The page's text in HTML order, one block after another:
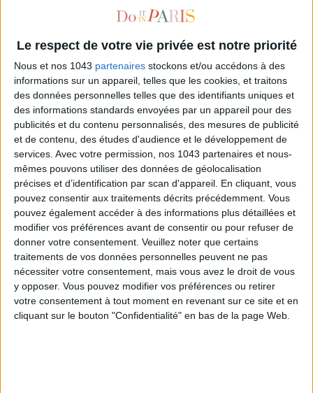
Le respect de votre vie privée est notre priorité
Nous et nos 1043 partenaires stockons et/ou accédons à des
informations sur un appareil, telles que les cookies, et traitons
des données personnelles telles que des identifiants uniques et
des informations standards envoyées par un appareil pour des
publicités et du contenu personnalisés, des mesures de publicité
et de contenu, des études d'audience et le développement de
services. Avec votre permission, nos 1043 partenaires et nous-
mêmes pouvons utiliser des données de géolocalisation
précises et d’identification par scan d'appareil. En cliquant, vous
pouvez consentir aux traitements décrits précédemment. Vous
pouvez également accéder à des informations plus détaillées et
modifier vos préférences avant de consentir ou pour refuser de
donner votre consentement. Veuillez noter que certains
traitements de vos données personnelles peuvent ne pas
nécessiter votre consentement, mais vous avez le droit de vous
y opposer. Vous pouvez modifier vos préférences ou retirer
votre consentement à tout moment en revenant sur ce site et en
cliquant sur le bouton "Confidentialité" en bas de la page Web.
15 IDEAS FOR ENJOYING AUGUST IN PARIS